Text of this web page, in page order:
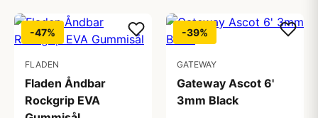
-47%
FLADEN
Fladen Åndbar
Rockgrip EVA
-39%
GATEWAY
Gateway Ascot 6'
3mm Black